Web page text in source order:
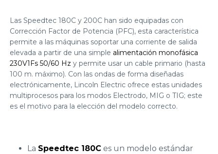
Las Speedtec 180C y 200C han sido equipadas con
Corrección Factor de Potencia (PFC), esta característica
permite a las máquinas soportar una corriente de salida
elevada a partir de una simple alimentación monofásica
230V1Fs 50/60 Hz y permite usar un cable primario (hasta
100 m. máximo). Con las ondas de forma diseñadas
electrónicamente, Lincoln Electric ofrece estas unidades
multiprocesos para los modos Electrodo, MIG o TIG; este
es el motivo para la elección del modelo correcto.
La Speedtec 180C es un modelo estándar